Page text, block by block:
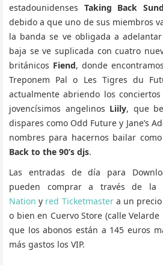
estadounidenses Taking Back
debido a que uno de sus miembros
la banda se ve obligada a
baja se ve suplicada con cuatro
británicos Fiend, donde
Treponem Pal o Les Tigres du
actualmente abriendo los
jovencísimos angelinos Liily, que
dispares como Odd Future y Jane’s
nombres para hacernos bailar
Back to the 90’s djs.
Las entradas de día para
pueden comprar a través de la
Nation y red Ticketmastera un precio
o bien en Cuervo Store (calle
que los abonos están a 145 euros
más gastos los VIP.